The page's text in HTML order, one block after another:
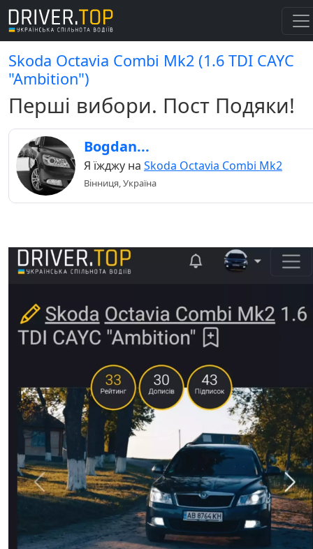
Skoda Octavia Combi Mk2 (1.6 TDI СAYC
"Ambition")
Перші вибори. Пост Подяки!
Bogdan...
Я їжджу на Skoda Octavia Combi Mk2
Вінниця, Україна